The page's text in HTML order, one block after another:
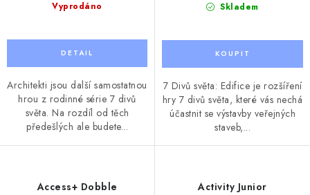
Vyprodáno
Architekti jsou další samostatnou
hrou z rodinné série 7 divů
světa. Na rozdíl od těch
předešlých ale budete...
Skladem
7 Divů světa: Edifice je rozšíření
hry 7 divů světa, které vás nechá
účastnit se výstavby veřejných
staveb,...
Access+ Dobble Activity Junior